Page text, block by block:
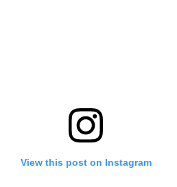
View this post on Instagram